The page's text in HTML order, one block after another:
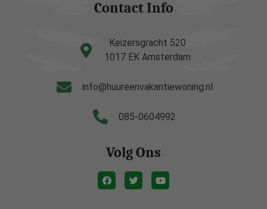
Contact Info
Keizersgracht 520
1017 EK Amsterdam
info@huureenvakantiewoning.nl
085-0604992
Volg Ons